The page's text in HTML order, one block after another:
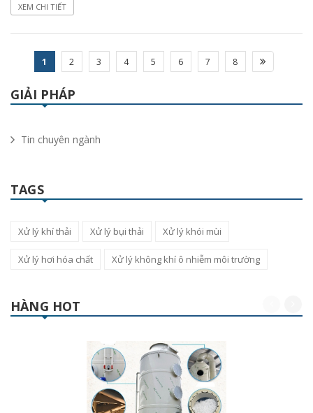
XEM CHI TIẾT
1 2 3 4 5 6 7 8
GIẢI PHÁP
Tin chuyên ngành
TAGS
Xử lý khí thải Xử lý bụi thải Xử lý khói mùi
Xử lý hơi hóa chất Xử lý không khí ô nhiễm môi trường
HÀNG HOT